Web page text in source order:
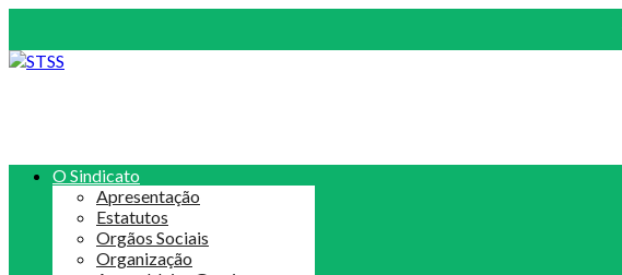
O Sindicato
Apresentação
Estatutos
Orgãos Sociais
Organização